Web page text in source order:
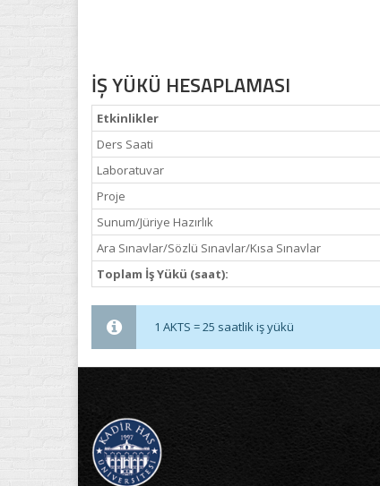
İŞ YÜKÜ HESAPLAMASI
Etkinlikler
Ders Saati
Laboratuvar
Proje
Sunum/Jüriye Hazırlık
Ara Sınavlar/Sözlü Sınavlar/Kısa Sınavlar
Toplam İş Yükü (saat):
1 AKTS = 25 saatlik iş yükü